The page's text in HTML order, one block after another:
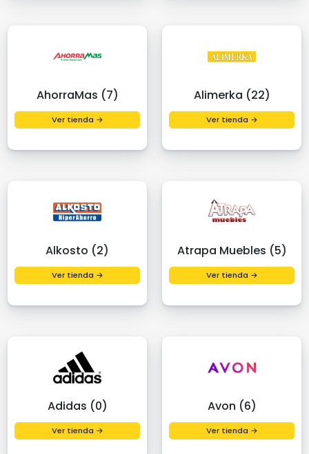
AhorraMas (7)
Ver tienda →
Alimerka (22)
Ver tienda →
Alkosto (2)
Ver tienda →
Atrapa Muebles (5)
Ver tienda →
Adidas (0)
Ver tienda →
Avon (6)
Ver tienda →